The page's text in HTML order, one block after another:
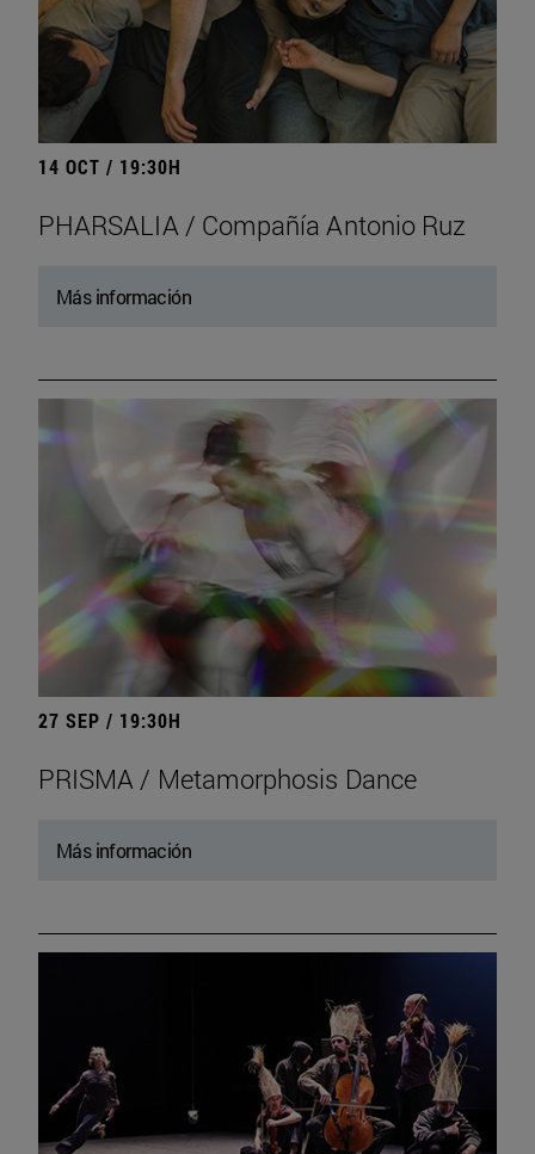
14 OCT / 19:30H
PHARSALIA / Compañía Antonio Ruz
Más información
27 SEP / 19:30H
PRISMA / Metamorphosis Dance
Más información